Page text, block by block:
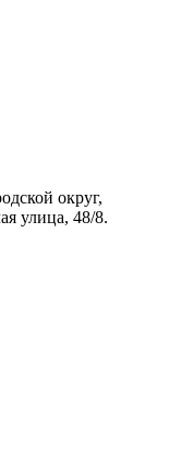
округ,
улица, 48/8.